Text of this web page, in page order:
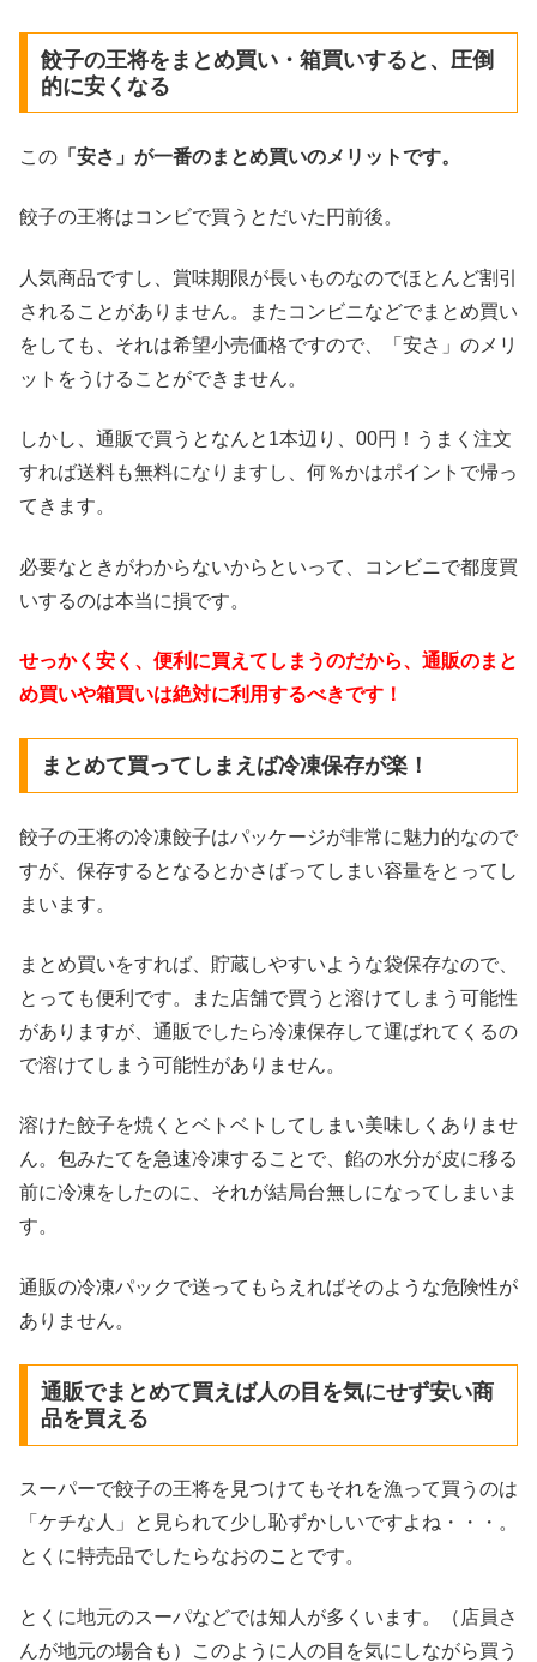
餃子の王将をまとめ買い・箱買いすると、圧倒
的に安くなる
この 「安さ」が一番のまとめ買いのメリットです。
餃子の王将はコンビで買うとだいた円前後。
人気商品ですし、賞味期限が長いものなのでほとんど割引
されることがありません。またコンビニなどでまとめ買い
をしても、それは希望小売価格ですので、「安さ」のメリ
ットをうけることができません。
しかし、通販で買うとなんと1本辺り、00円！うまく注文
すれば送料も無料になりますし、何％かはポイントで帰っ
てきます。
必要なときがわからないからといって、コンビニで都度買
いするのは本当に損です。
せっかく安く、便利に買えてしまうのだから、通販のまと
め買いや箱買いは絶対に利用するべきです！
まとめて買ってしまえば冷凍保存が楽！
餃子の王将の冷凍餃子はパッケージが非常に魅力的なので
すが、保存するとなるとかさばってしまい容量をとってし
まいます。
まとめ買いをすれば、貯蔵しやすいような袋保存なので、
とっても便利です。また店舗で買うと溶けてしまう可能性
がありますが、通販でしたら冷凍保存して運ばれてくるの
で溶けてしまう可能性がありません。
溶けた餃子を焼くとベトベトしてしまい美味しくありませ
ん。包みたてを急速冷凍することで、餡の水分が皮に移る
前に冷凍をしたのに、それが結局台無しになってしまいま
す。
通販の冷凍パックで送ってもらえればそのような危険性が
ありません。
通販でまとめて買えば人の目を気にせず安い商
品を買える
スーパーで餃子の王将を見つけてもそれを漁って買うのは
「ケチな人」と見られて少し恥ずかしいですよね・・・。
とくに特売品でしたらなおのことです。
とくに地元のスーパなどでは知人が多くいます。（店員さ
んが地元の場合も）このように人の目を気にしながら買う